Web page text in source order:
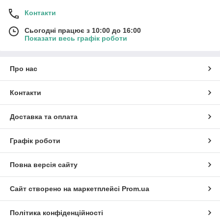
Контакти
Сьогодні працює з 10:00 до 16:00
Показати весь графік роботи
Про нас
Контакти
Доставка та оплата
Графік роботи
Повна версія сайту
Сайт створено на маркетплейсі Prom.ua
Політика конфіденційності